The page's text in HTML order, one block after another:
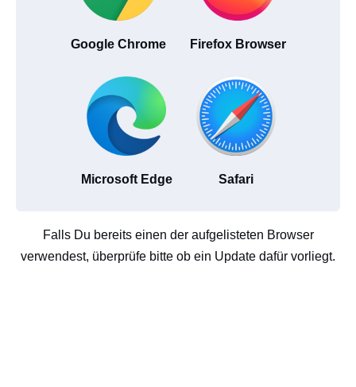
Google Chrome Firefox Browser
Microsoft Edge Safari
Falls Du bereits einen der aufgelisteten Browser
verwendest, überprüfe bitte ob ein Update dafür vorliegt.